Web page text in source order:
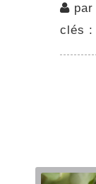
par
clés :